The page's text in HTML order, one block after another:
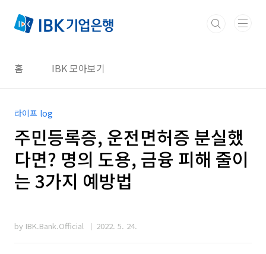
홈 IBK 모아보기
라이프 log
주민등록증, 운전면허증 분실했
다면? 명의 도용, 금융 피해 줄이
는 3가지 예방법
by IBK.Bank.Official 2022. 5. 24.